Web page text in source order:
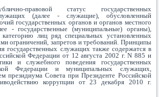
правовой статус государственных
(далее - служащие), обусловленный
государственных органов и органов местного
- государственные (муниципальные) органы),
лиц ряд специальных установленных
ограничений, запретов и требований. Принципы
государственных служащих также содержатся в
Федерации от 12 августа 2002 г. N 885 и
и служебного поведения государственных
Федерации и муниципальных служащих,
президиума Совета при Президенте Российской
коррупции от 23 декабря 2010 г.